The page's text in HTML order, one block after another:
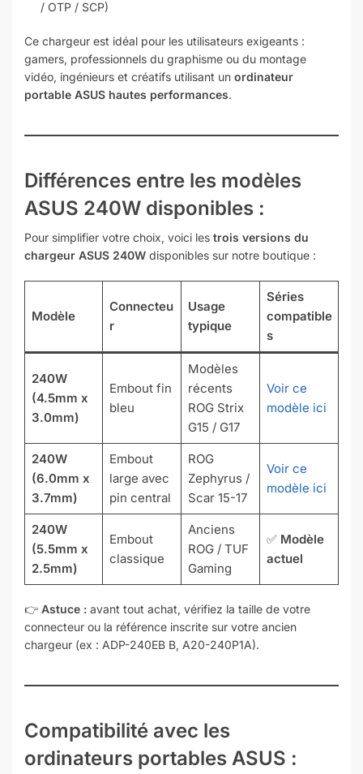
/ OTP / SCP)
Ce chargeur est idéal pour les utilisateurs exigeants :
gamers, professionnels du graphisme ou du montage
vidéo, ingénieurs et créatifs utilisant un ordinateur
portable ASUS hautes performances.
Différences entre les modèles
ASUS 240W disponibles :
Pour simplifier votre choix, voici les trois versions du
chargeur ASUS 240W disponibles sur notre boutique :
Modèle
Connecteu
r
Usage
typique
Séries
compatible
s
240W
(4.5mm x
3.0mm)
Embout fin
bleu
Modèles
récents
ROG Strix
G15 / G17
Voir ce
modèle ici
240W
(6.0mm x
3.7mm)
Embout
large avec
pin central
ROG
Zephyrus /
Scar 15-17
Voir ce
modèle ici
240W
(5.5mm x
2.5mm)
Embout
classique
Anciens
ROG / TUF
Gaming
✅ Modèle
actuel
👉 Astuce : avant tout achat, vérifiez la taille de votre
connecteur ou la référence inscrite sur votre ancien
chargeur (ex : ADP-240EB B, A20-240P1A).
Compatibilité avec les
ordinateurs portables ASUS :